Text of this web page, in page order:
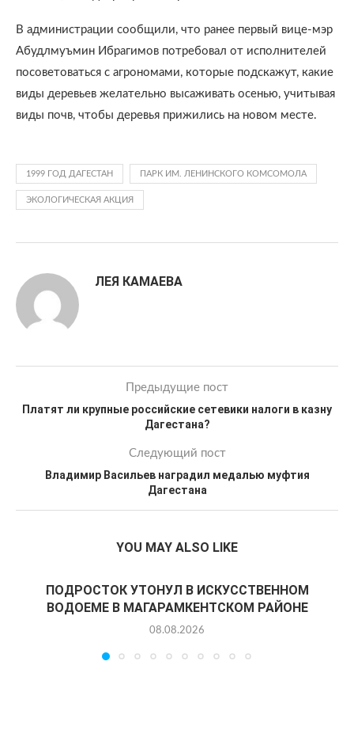
В администрации сообщили, что ранее первый вице-мэр
Абудлмуъмин Ибрагимов потребовал от исполнителей
посоветоваться с агрономами, которые подскажут, какие
виды деревьев желательно высаживать осенью, учитывая
виды почв, чтобы деревья прижились на новом месте.
1999 ГОД ДАГЕСТАН ПАРК ИМ. ЛЕНИНСКОГО КОМСОМОЛА
ЭКОЛОГИЧЕСКАЯ АКЦИЯ
ЛЕЯ КАМАЕВА
Предыдущие пост
Платят ли крупные российские сетевики налоги в казну
Дагестана?
Следующий пост
Владимир Васильев наградил медалью муфтия
Дагестана
YOU MAY ALSO LIKE
ПОДРОСТОК УТОНУЛ В ИСКУССТВЕННОМ
ВОДОЕМЕ В МАГАРАМКЕНТСКОМ РАЙОНЕ
08.08.2026